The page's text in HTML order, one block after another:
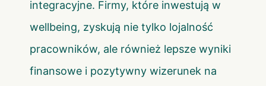
integracyjne. Firmy, które inwestują w
wellbeing, zyskują nie tylko lojalność
pracowników, ale również lepsze wyniki
finansowe i pozytywny wizerunek na